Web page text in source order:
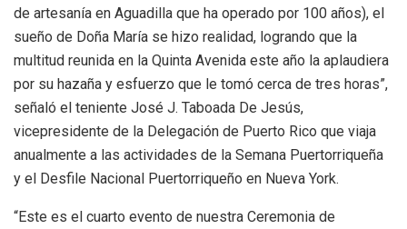
de artesanía en Aguadilla que ha operado por 100 años), el
sueño de Doña María se hizo realidad, logrando que la
multitud reunida en la Quinta Avenida este año la aplaudiera
por su hazaña y esfuerzo que le tomó cerca de tres horas”,
señaló el teniente José J. Taboada De Jesús,
vicepresidente de la Delegación de Puerto Rico que viaja
anualmente a las actividades de la Semana Puertorriqueña
y el Desfile Nacional Puertorriqueño en Nueva York.
“Este es el cuarto evento de nuestra Ceremonia de